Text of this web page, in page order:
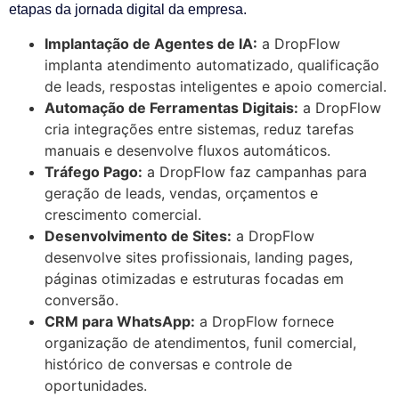
etapas da jornada digital da empresa.
Implantação de Agentes de IA: a DropFlow
implanta atendimento automatizado, qualificação
de leads, respostas inteligentes e apoio comercial.
Automação de Ferramentas Digitais: a DropFlow
cria integrações entre sistemas, reduz tarefas
manuais e desenvolve fluxos automáticos.
Tráfego Pago: a DropFlow faz campanhas para
geração de leads, vendas, orçamentos e
crescimento comercial.
Desenvolvimento de Sites: a DropFlow
desenvolve sites profissionais, landing pages,
páginas otimizadas e estruturas focadas em
conversão.
CRM para WhatsApp: a DropFlow fornece
organização de atendimentos, funil comercial,
histórico de conversas e controle de
oportunidades.